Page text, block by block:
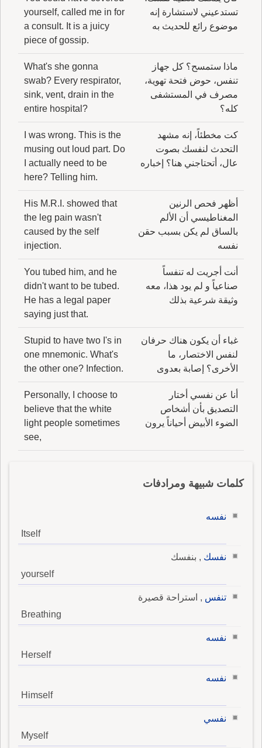
تستدعيني لاستشارة إنه
موضوع رائع للحديث به
yourself, called me in for
a consult. It is a juicy
piece of gossip.
ماذا ستمسح؟ كل جهاز
تنفس، حوض فتحة تهوية،
مصرف في المستشفى
كله؟
What's she gonna
swab? Every respirator,
sink, vent, drain in the
entire hospital?
كت مخطئاً، إنه مشهد
التحدث لنفسك بصوت
عال، أتحتاجني هنا؟ إخباره
I was wrong. This is the
musing out loud part. Do
I actually need to be
here? Telling him.
أظهر فحص الرنين
المغناطيسي أن الألم
بالساق لم يكن بسبب حقن
نفسه
His M.R.I. showed that
the leg pain wasn't
caused by the self
injection.
أنت أجريت له تنفساً
صناعياً و لم يود هذا، معه
وثيقة شرعية بذلك
You tubed him, and he
didn't want to be tubed.
He has a legal paper
saying just that.
غباء أن يكون هناك حرفان
لنفس الاختصار، ما
الأخرى؟ إصابة بعدوى
Stupid to have two I's in
one mnemonic. What's
the other one? Infection.
أنا عن نفسي أختار
التصديق بأن أشخاص
الضوء الأبيض أحياناً يرون
Personally, I choose to
believe that the white
light people sometimes
see,
كلمات شبيهة ومرادفات
نفسه
Itself
نفسك , بنفسك
yourself
تنفس , استراحة قصيرة
Breathing
نفسه
Herself
نفسه
Himself
نفسي
Myself